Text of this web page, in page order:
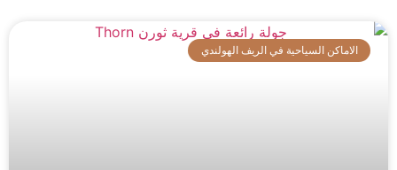
الاماكن السياحية في الريف الهولندي